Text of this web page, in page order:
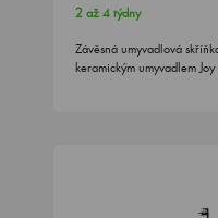
2 až 4 týdny
Závěsná umyvadlová
keramickým umyvadlem Joy